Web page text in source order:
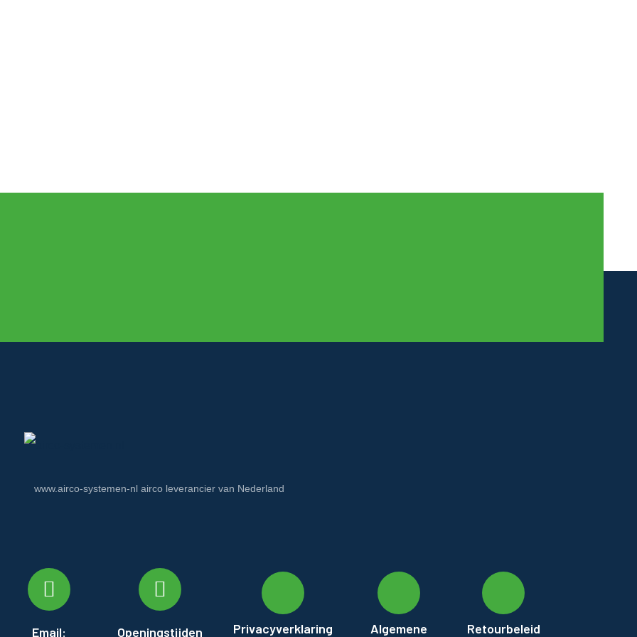
www.airco-systemen-nl airco leverancier van Nederland
Email: Openingstijden Privacyverklaring Algemene Retourbeleid